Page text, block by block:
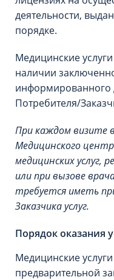
деятельности,
порядке.
Медицинские
наличии
информированного
Потребителя/
При каждом визите
Медицинского
медицинских услуг,
или при вызове
требуется иметь
Заказчика услуг.
Порядок оказания
Медицинские
предварительной